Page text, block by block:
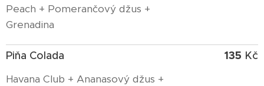
Peach + Pomerančový džus +
Grenadina
Piňa Colada
Havana Club + Ananasový džus +
135 Kč